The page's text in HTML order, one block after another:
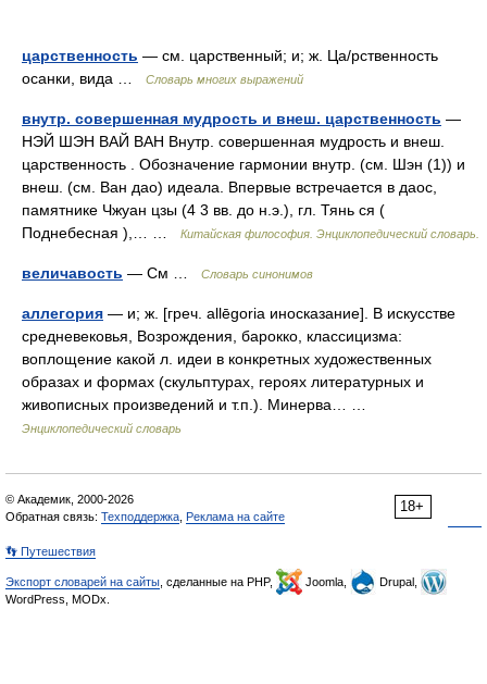
царственность — см. царственный; и; ж. Ца/рственность
осанки, вида …
Словарь многих выражений
внутр. совершенная мудрость и внеш. царственность —
НЭЙ ШЭН ВАЙ ВАН Внутр. совершенная мудрость и внеш.
царственность . Обозначение гармонии внутр. (см. Шэн (1)) и
внеш. (см. Ван дао) идеала. Впервые встречается в даос,
памятнике Чжуан цзы (4 3 вв. до н.э.), гл. Тянь ся (
Поднебесная ),… …
Китайская философия. Энциклопедический словарь.
величавость — См … Словарь синонимов
аллегория — и; ж. [греч. allēgoria иносказание]. В искусстве
средневековья, Возрождения, барокко, классицизма:
воплощение какой л. идеи в конкретных художественных
образах и формах (скульптурах, героях литературных и
живописных произведений и т.п.). Минерва… …
Энциклопедический словарь
18+
© Академик, 2000-2026
Обратная связь: Техподдержка Реклама на сайте
👣 Путешествия
Экспорт словарей на сайты , сделанные на PHP, Joomla,
Drupal,
WordPress, MODx.